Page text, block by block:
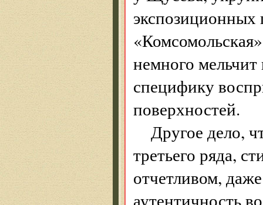
экспозиционных
немного
специфику
поверхностей.
Другое дело,
третьего ряда,
отчетливом,
аутентичность